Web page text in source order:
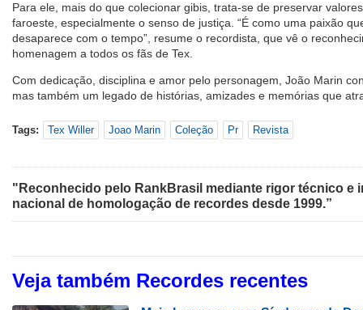
Para ele, mais do que colecionar gibis, trata-se de preservar
faroeste, especialmente o senso de justiça. “É como uma paixão
desaparece com o tempo”, resume o recordista, que vê o
homenagem a todos os fãs de Tex.
Com dedicação, disciplina e amor pelo personagem, João Marin
mas também um legado de histórias, amizades e memórias que
Tags: Tex Willer Joao Marin Coleção Pr Revista
"Reconhecido pelo RankBrasil mediante rigor técnico e
nacional de homologação de recordes desde 1999.”
Veja também Recordes recentes